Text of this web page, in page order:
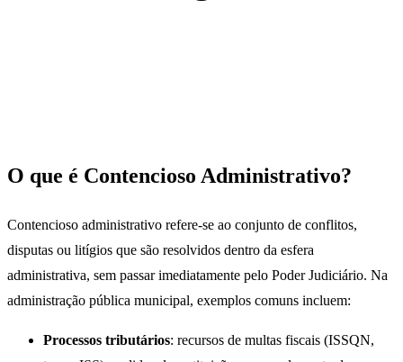
O que é Contencioso Administrativo?
Contencioso administrativo refere-se ao conjunto de conflitos,
disputas ou litígios que são resolvidos dentro da esfera
administrativa, sem passar imediatamente pelo Poder Judiciário. Na
administração pública municipal, exemplos comuns incluem:
Processos tributários: recursos de multas fiscais (ISSQN,